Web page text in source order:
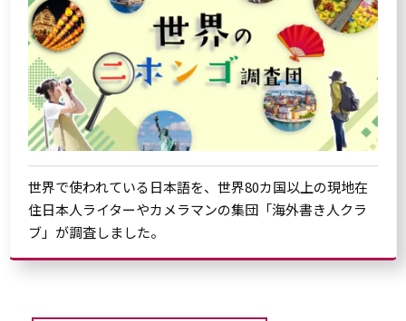
世界で使われている日本語を、世界80カ国以上の現地在
住日本人ライターやカメラマンの集団「海外書き人クラ
ブ」が調査しました。